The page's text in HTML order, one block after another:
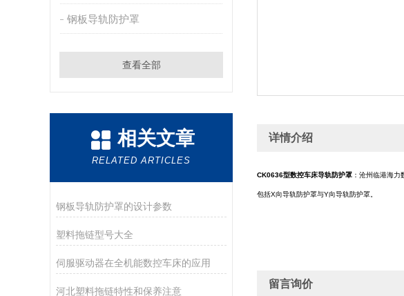
钢板导轨防护罩
查看全部
相关文章
RELATED ARTICLES
钢板导轨防护罩的设计参数
塑料拖链型号大全
伺服驱动器在全机能数控车床的应用
河北塑料拖链特性和保养注意
详情介绍
CK0636型数控车床导轨防护罩 ：沧州临港海
包括X向导轨防护罩与Y向导轨防护罩。
留言询价